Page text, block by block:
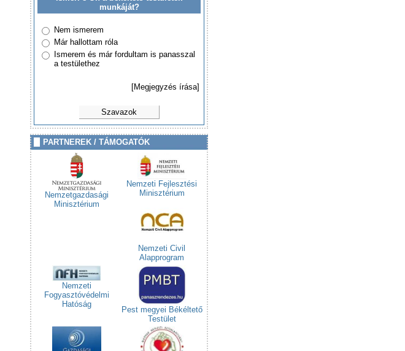
munkáját?
Nem ismerem
Már hallottam róla
Ismerem és már fordultam is panasszal
a testülethez
[Megjegyzés írása]
Szavazok
PARTNEREK / TÁMOGATÓK
Nemzetgazdasági
Minisztérium
Nemzeti Fejlesztési
Minisztérium
Nemzeti Civil
Alapprogram
Nemzeti
Fogyasztóvédelmi
Hatóság
Pest megyei Békéltető
Testület